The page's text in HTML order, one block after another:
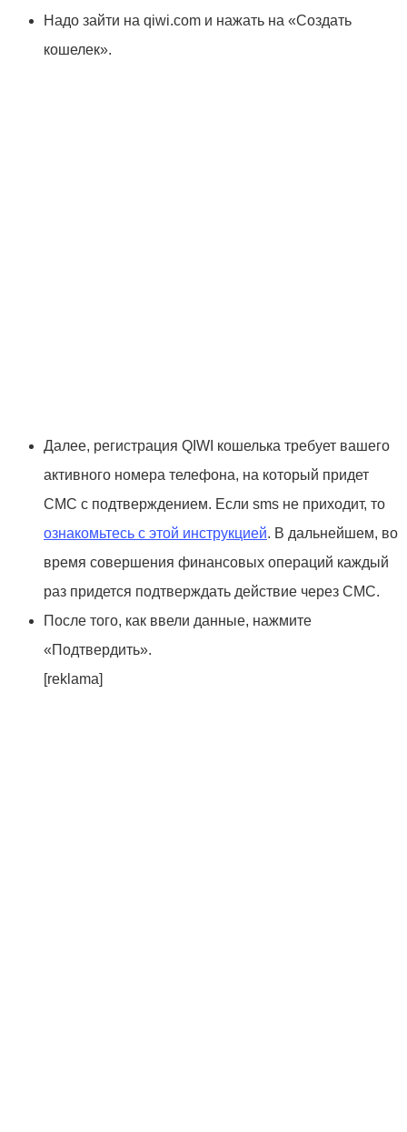
Надо зайти на qiwi.com и нажать на «Создать
кошелек».
Далее, регистрация QIWI кошелька требует вашего
активного номера телефона, на который придет
СМС с подтверждением. Если sms не приходит, то
ознакомьтесь с этой инструкцией. В дальнейшем, во
время совершения финансовых операций каждый
раз придется подтверждать действие через СМС.
После того, как ввели данные, нажмите
«Подтвердить».
[reklama]